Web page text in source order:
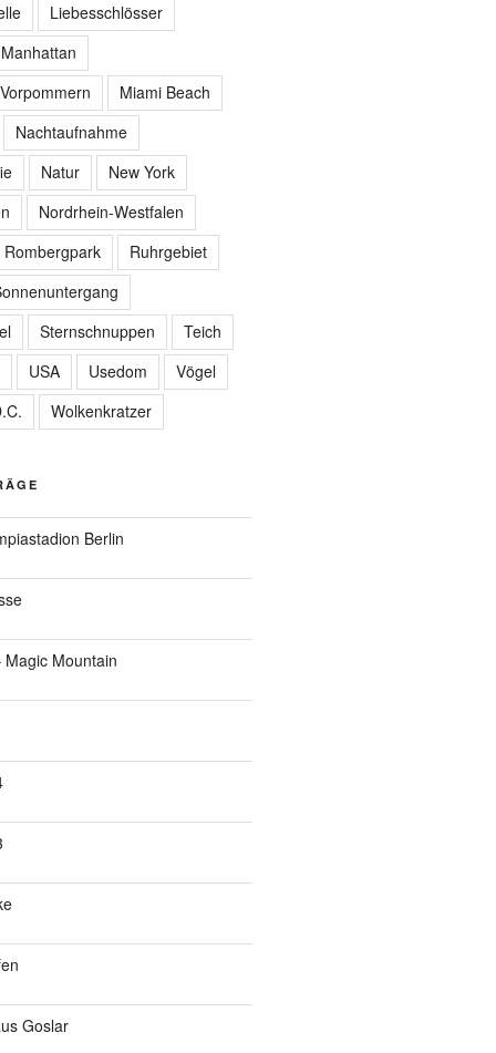
Liebesschlösser
Manhattan
Miami Beach
Nachtaufnahme
Natur
New York
Nordrhein-Westfalen
Rombergpark
Ruhrgebiet
Sternschnuppen
Teich
USA Usedom
Vögel
Wolkenkratzer
Berlin
Mountain
Goslar